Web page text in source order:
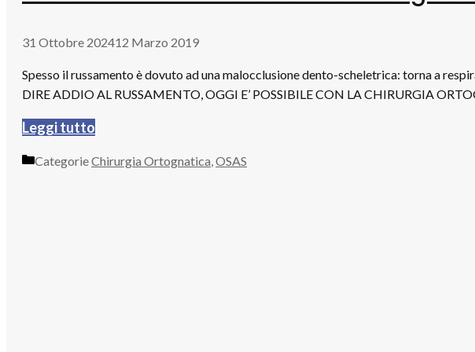
31 Ottobre 202412 Marzo 2019
Spesso il russamento è dovuto ad una malocclusione dento-scheletrica: torna a
DIRE ADDIO AL RUSSAMENTO, OGGI E’ POSSIBILE CON LA CHIRURGIA
Leggi tutto
CategorieChirurgia Ortognatica OSAS